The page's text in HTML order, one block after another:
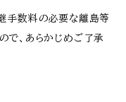
手数料の必要な離島等
で、あらかじめご了承